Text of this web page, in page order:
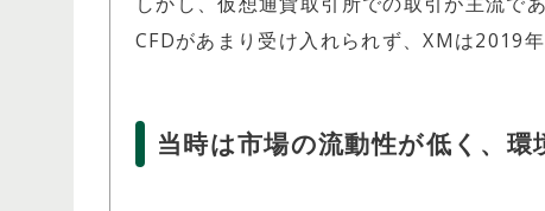
CFDがあまり受け入れられず、XMは2019
当時は市場の流動性が低く、環